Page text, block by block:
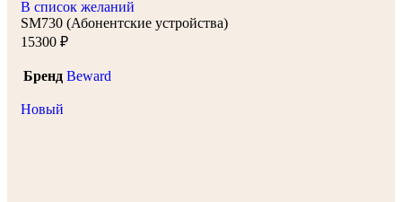
В список желаний
SM730 (Абонентские устройства)
15300 ₽
Бренд Beward
Новый